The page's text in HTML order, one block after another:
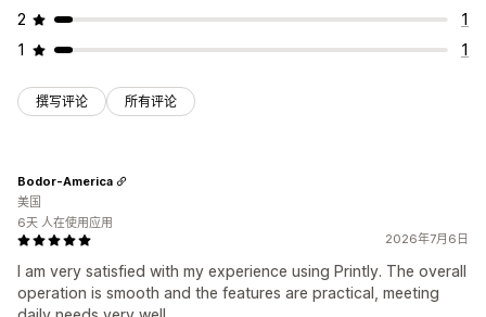
2
1
1
1
撰写评论 所有评论
2026年7月6日
I am very satisfied with my experience using Printly. The overall
operation is smooth and the features are practical, meeting
Bodor-America
美国
6天 人在使用应用